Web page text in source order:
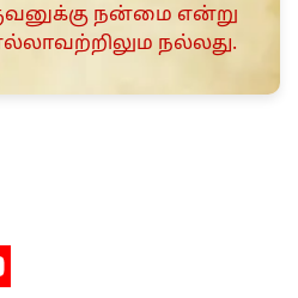
நன்மை என்று
நல்லது.